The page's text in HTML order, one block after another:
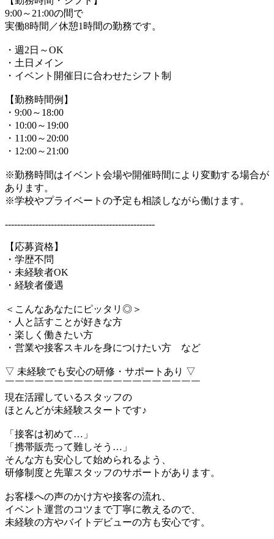
9:00～21:00の間で
実働8時間／休憩1時間の勤務です。
・週2日～OK
・土日メイン
・イベント開催日に合わせたシフト制
【勤務時間例】
・9:00～18:00
・10:00～19:00
・11:00～20:00
・12:00～21:00
※勤務時間はイベント会場や開催時間により変動する場合が
あります。
※学校やプライベートの予定も相談しながら働けます。
-------------------------------------------------
【応募資格】
・学歴不問
・未経験者OK
・経験者優遇
＜こんなあなたにピッタリ◎＞
・人と話すことが好きな方
・楽しく働きたい方
・営業や接客スキルを身につけたい方 など
▽ 未経験でも安心の研修・サポートあり ▽
￣￣￣￣￣￣￣￣￣￣￣￣￣￣￣￣￣￣￣￣
現在活躍しているスタッフの
ほとんどが未経験スタートです♪
「接客は初めて…」
「携帯販売って難しそう…」
そんな方も安心して始められるよう、
研修制度と先輩スタッフのサポートがあります。
お客様への声のかけ方や接客の流れ、
イベント運営のコツまで丁寧に教えるので、
未経験の方やバイトデビューの方も安心です。